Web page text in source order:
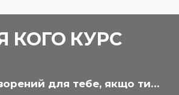
КОГО КУРС
для тебе, якщо ти…